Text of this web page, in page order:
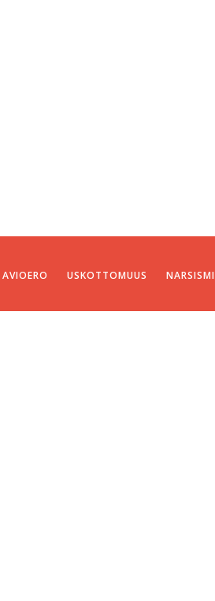
AVIOERO USKOTTOMUUS NARSISMI